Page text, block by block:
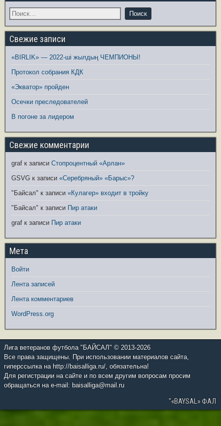
Свежие записи
«BIRLIK» — 2022-ші жылдың ЧЕМПИОНЫ!
Протокол собрания КДК
«Экватор» пройден
Осечки преследователей
В погоне за лидером
Свежие комментарии
graf к записи Стопроцентный «Арлан»
GSVG к записи «Серебряный» «Барыс»?
"Байсал" к записи «Кулагер» входит в тройку
"Байсал" к записи Пир атаки
graf к записи Пир атаки
Мета
Войти
Лента записей
Лента комментариев
WordPress.org
Лига ветеранов футбола "БАЙСАЛ" © 2013-2026
Все права защищены. При использовании материалов сайта,
гиперссылка на http://baisalliga.ru/, обязательна!
Для регистрации на сайте и по всем другим вопросам просим
обращаться на e-mail: baisalliga@mail.ru
"«BAYSAL» ФАЛ